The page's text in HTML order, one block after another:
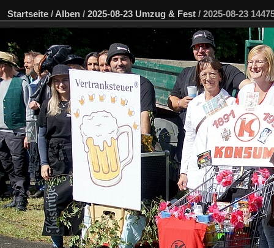
Startseite / Alben / 2025-08-23 Umzug & Fest / 2025-08-23